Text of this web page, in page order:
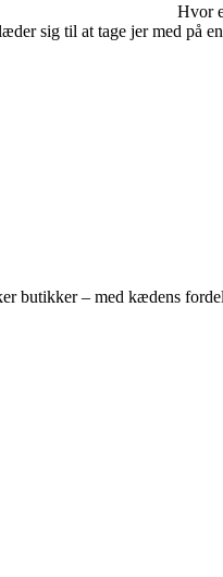
Hvor
sig til at tage jer med på
butikker – med kædens